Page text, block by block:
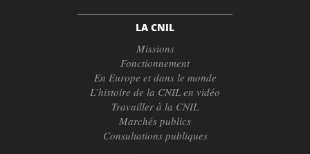
LA CNIL
Missions
Fonctionnement
En Europe et dans le monde
L’histoire de la CNIL en vidéo
Travailler à la CNIL
Marchés publics
Consultations publiques